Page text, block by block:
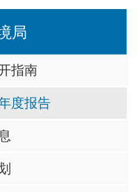
局
指南
度报告